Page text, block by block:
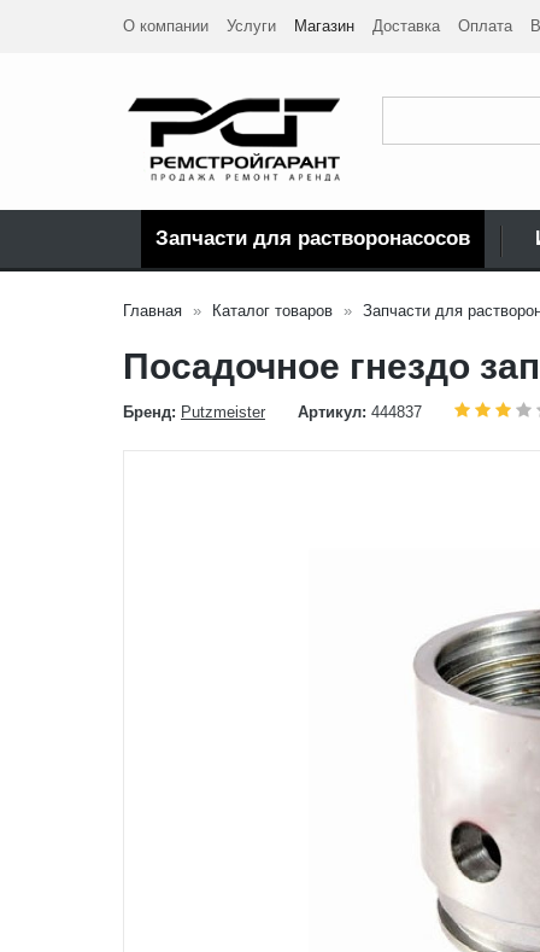
О компании Услуги Магазин Доставка Оплата
Запчасти для растворонасосов
Главная Каталог товаров Запчасти для
Посадочное гнездо
Бренд: Putzmeister Артикул: 444837